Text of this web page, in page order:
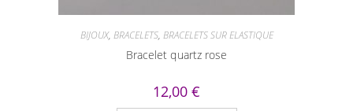
BIJOUX, BRACELETS, BRACELETS SUR ELASTIQUE
Bracelet quartz rose
12,00 €